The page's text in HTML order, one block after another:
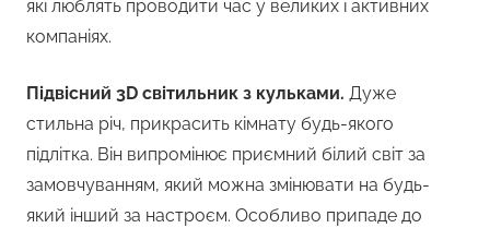
які люблять проводити час у великих і активних
компаніях.
Підвісний 3D світильник з кульками. Дуже
стильна річ, прикрасить кімнату будь-якого
підлітка. Він випромінює приємний білий світ за
замовчуванням, який можна змінювати на будь-
який інший за настроєм. Особливо припаде до